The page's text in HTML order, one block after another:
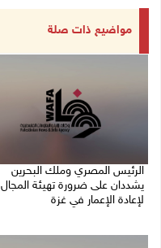
مواضيع ذات صلة
الرئيس المصري وملك البحرين
يشددان على ضرورة تهيئة المجال
لإعادة الإعمار في غزة